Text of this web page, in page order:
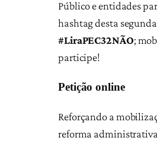
Público e entidades
hashtag desta
#LiraPEC32NÃO;
participe!
Petição online
Reforçando a
reforma